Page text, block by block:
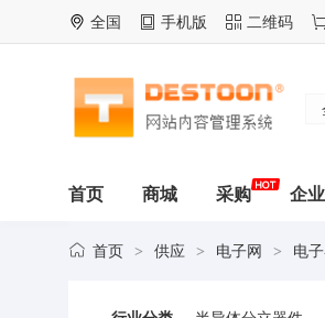
全国 手机版 二维码
首页 商城 采购 企业
首页 > 供应 > 电子网 > 电